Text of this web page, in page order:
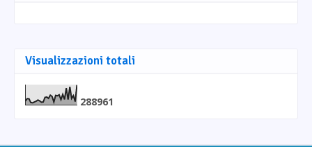
Visualizzazioni totali
288961